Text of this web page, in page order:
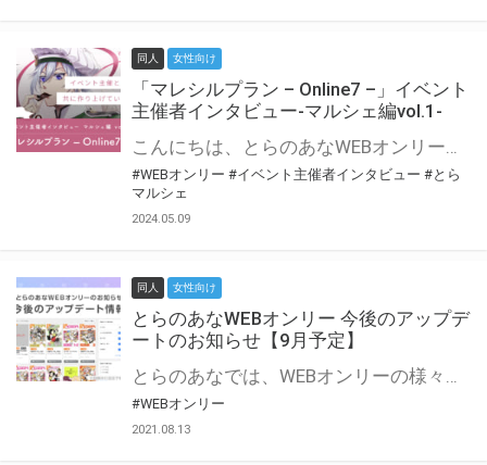
同人 女性向け
「マレシルプラン – Online7 –」イベント
主催者インタビュー-マルシェ編vol.1-
こんにちは、とらのあなWEBオンリー運営スタッフです。 新たにお届けする、イベント主催者インタビュー-マルシェ編-は、 とらのあなWEBオンリー「マルシェ」をご利用した主催様に 「マルシェ」を使って開催した感想や心がけをお聞きする企画です。 今回は、WEBオンリー開催7回目迎えた「マレシルプラン – Online7 –」より、 主催の玉川うた様にお話を伺いました。 ▼マレシルプランのインタビュー前回記事 「イベント主催者インタビュー vol.6」はこちら 協力：玉川うた様（マレシルプラン実行委員会 代表）／イベント公式Twitter（@mallesil_plan） とらのあなWEBオンリー「マルシェ」とは？ WEBオンリーでリアルタイムでコミュニケーションがとれるオンライン会場です。
#WEBオンリー #イベント主催者インタビュー #とら
マルシェ
2024.05.09
同人 女性向け
とらのあなWEBオンリー 今後のアップデ
ートのお知らせ【9月予定】
とらのあなでは、WEBオンリーの様々な支援を実施しています。 今回は2021年9月に実装を予定しているアップデート情報についてご紹介いたします。 とらのあなWEBオンリーサイトはこちら
#WEBオンリー
2021.08.13